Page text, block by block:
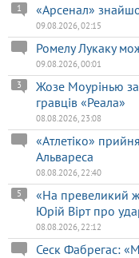
«Арсенал»
1
09.08.2026, 02:15
Ромелу Лукаку
09.08.2026, 00:01
Жозе Моурінью
гравців «Реала»
3
08.08.2026, 23:08
«Атлетіко»
Альвареса
08.08.2026, 22:40
«На превеликий
Юрій Вірт про
5
08.08.2026, 22:12
Сеск Фабрегас: